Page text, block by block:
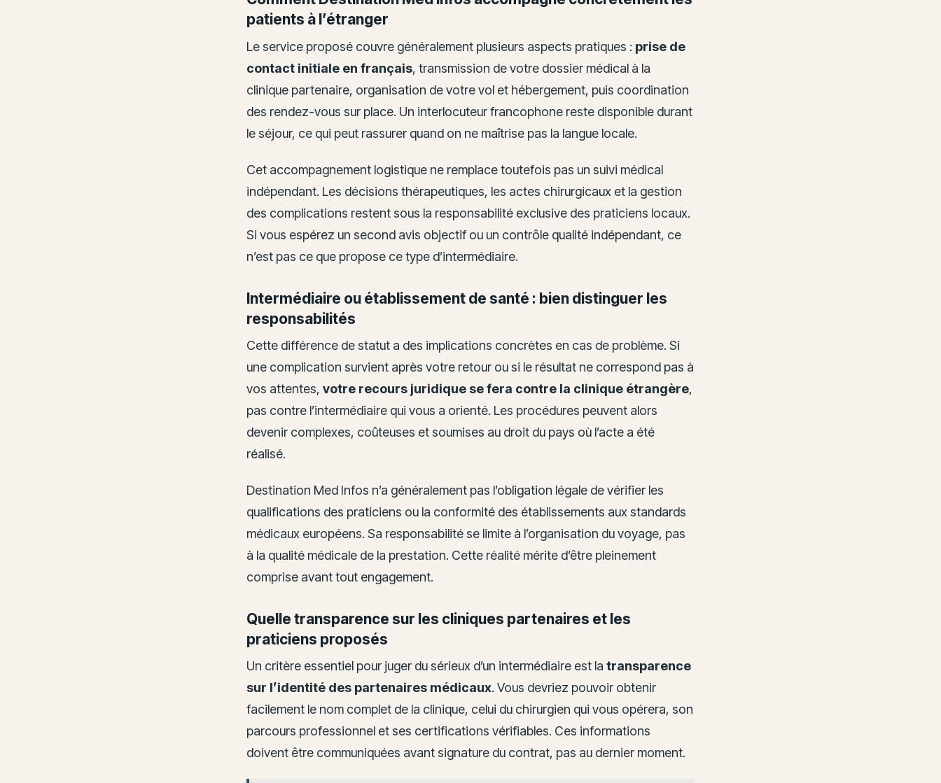
patients à l’étranger
Le service proposé couvre généralement plusieurs aspects pratiques : prise de
contact initiale en français, transmission de votre dossier médical à la
clinique partenaire, organisation de votre vol et hébergement, puis coordination
des rendez-vous sur place. Un interlocuteur francophone reste disponible durant
le séjour, ce qui peut rassurer quand on ne maîtrise pas la langue locale.
Cet accompagnement logistique ne remplace toutefois pas un suivi médical
indépendant. Les décisions thérapeutiques, les actes chirurgicaux et la gestion
des complications restent sous la responsabilité exclusive des praticiens locaux.
Si vous espérez un second avis objectif ou un contrôle qualité indépendant, ce
n’est pas ce que propose ce type d’intermédiaire.
Intermédiaire ou établissement de santé : bien distinguer les
responsabilités
Cette différence de statut a des implications concrètes en cas de problème. Si
une complication survient après votre retour ou si le résultat ne correspond pas à
vos attentes, votre recours juridique se fera contre la clinique étrangère,
pas contre l’intermédiaire qui vous a orienté. Les procédures peuvent alors
devenir complexes, coûteuses et soumises au droit du pays où l’acte a été
réalisé.
Destination Med Infos n’a généralement pas l’obligation légale de vérifier les
qualifications des praticiens ou la conformité des établissements aux standards
médicaux européens. Sa responsabilité se limite à l’organisation du voyage, pas
à la qualité médicale de la prestation. Cette réalité mérite d’être pleinement
comprise avant tout engagement.
Quelle transparence sur les cliniques partenaires et les
praticiens proposés
Un critère essentiel pour juger du sérieux d’un intermédiaire est la transparence
sur l’identité des partenaires médicaux. Vous devriez pouvoir obtenir
facilement le nom complet de la clinique, celui du chirurgien qui vous opérera, son
parcours professionnel et ses certifications vérifiables. Ces informations
doivent être communiquées avant signature du contrat, pas au dernier moment.